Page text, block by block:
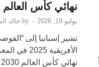
نهائي كأس العالم 2030
يوليو 19, 2026 -
by خالد
تشير إسبانيا إلى